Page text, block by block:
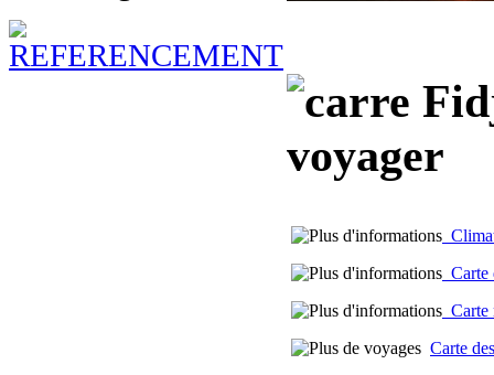
voyager
Carte
Carte
Carte